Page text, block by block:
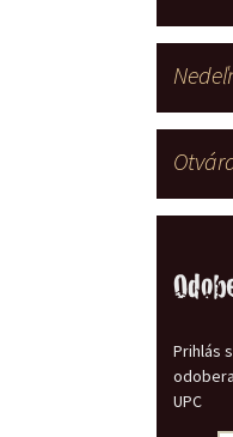
Prihlás
UPC